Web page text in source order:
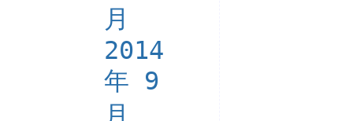
月
2014
年 9
月